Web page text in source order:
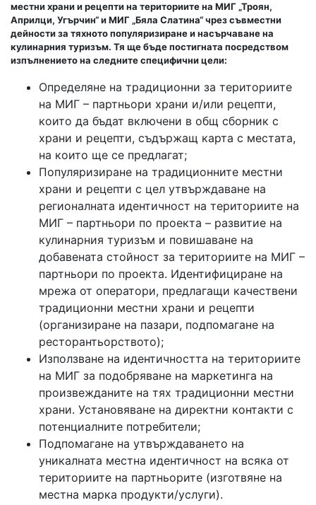
местни храни и рецепти на териториите на МИГ „Троян,
Априлци, Угърчин“ и МИГ „Бяла Слатина“ чрез съвместни
дейности за тяхното популяризиране и насърчаване на
кулинарния туризъм. Тя ще бъде постигната посредством
изпълнението на следните специфични цели:
Определяне на традиционни за териториите
на МИГ – партньори храни и/или рецепти,
които да бъдат включени в общ сборник с
храни и рецепти, съдържащ карта с местата,
на които ще се предлагат;
Популяризиране на традиционните местни
храни и рецепти с цел утвърждаване на
регионалната идентичност на териториите на
МИГ – партньори по проекта – развитие на
кулинарния туризъм и повишаване на
добавената стойност за териториите на МИГ –
партньори по проекта. Идентифициране на
мрежа от оператори, предлагащи качествени
традиционни местни храни и рецепти
(организиране на пазари, подпомагане на
ресторантьорството);
Използване на идентичността на териториите
на МИГ за подобряване на маркетинга на
произвежданите на тях традиционни местни
храни. Установяване на директни контакти с
потенциалните потребители;
Подпомагане на утвърждаването на
уникалната местна идентичност на всяка от
териториите на партньорите (изготвяне на
местна марка продукти/услуги).